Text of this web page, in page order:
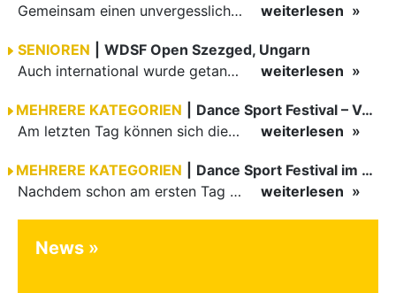
Gemeinsam einen unvergesslichen Tag erleben
weiterlesen
SENIOREN
WDSF Open Szezged, Ungarn
Auch international wurde getanzt in Ungarn am vergangenen Wochenende
weiterlesen
MEHRERE KATEGORIEN
Dance Sport Festival – Volles Haus
Am letzten Tag können sich die Besucher des Dance Sport Festivals erneut auf internationale Festivalatmosphäre freuen. Die knapp 1200 Aktiven vertreten mit Deutschland 43 Nationen. Mit Paaren aus 15…
weiterlesen
MEHRERE KATEGORIEN
Dance Sport Festival im WM-Fieber
Nachdem schon am ersten Tag zumindest im Hansesaal WM-Stimmung vom Feinsten herrschte, werden am Samstag nicht nur Tänzerinnen und Tänzer der Junioren die Stimmung ordentlich anheizen. Es erwartet alle -…
weiterlesen
News